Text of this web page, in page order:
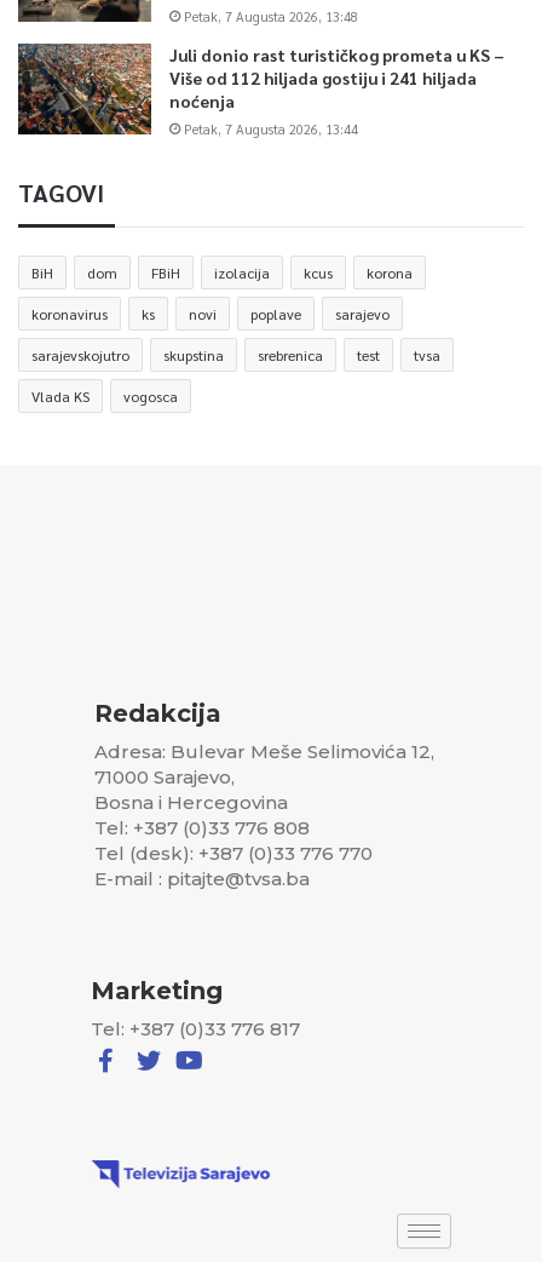
takmičenjima iz znanja.
Prvo polugodište školske 2024/2025. godine traje do utorka,
31.12.2024. godine, kada počinje zimski raspust koji traje do
28.01.2025. godine. Drugo polugodište počinje 29.1.2025.
godine.
0
Article Rating
Petak, 7 Augusta 2026, 13:48
Juli donio rast turističkog prometa u KS –
Više od 112 hiljada gostiju i 241 hiljada
noćenja
Petak, 7 Augusta 2026, 13:44
TAGOVI
BiH dom FBiH izolacija kcus korona
koronavirus ks novi poplave sarajevo
sarajevskojutro skupstina srebrenica test tvsa
Vlada KS vogosca
Redakcija
Adresa: Bulevar Meše Selimovića 12,
71000 Sarajevo,
Bosna i Hercegovina
Tel: +387 (0)33 776 808
Tel (desk): +387 (0)33 776 770
E-mail : pitajte@tvsa.ba
Marketing
Tel: +387 (0)33 776 817